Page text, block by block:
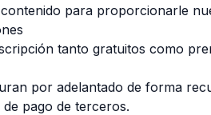
para proporcionarle
tanto gratuitos como
por adelantado de forma
pago de terceros.